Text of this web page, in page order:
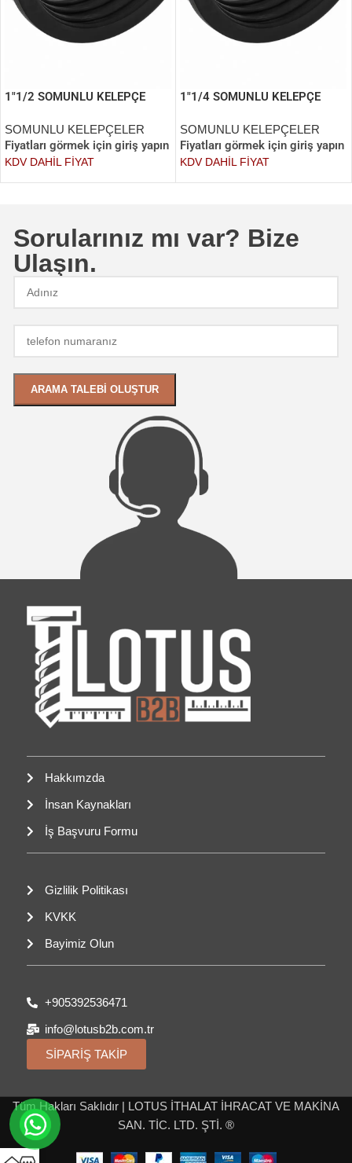
1″1/2 SOMUNLU KELEPÇE
SOMUNLU KELEPÇELER
Fiyatları görmek için giriş yapın
KDV DAHİL FİYAT
1″1/4 SOMUNLU KELEPÇE
SOMUNLU KELEPÇELER
Fiyatları görmek için giriş yapın
KDV DAHİL FİYAT
Sorularınız mı var? Bize
Ulaşın.
Hakkımzda
İnsan Kaynakları
İş Başvuru Formu
Gizlilik Politikası
KVKK
Bayimiz Olun
+905392536471
info@lotusb2b.com.tr
SİPARİŞ TAKİP
Tüm Hakları Saklıdır | LOTUS İTHALAT İHRACAT VE MAKİNA
SAN. TİC. LTD. ŞTİ. ®